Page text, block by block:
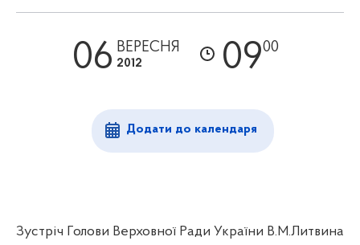
06 ВЕРЕСНЯ
2012 0900
Додати до календаря
Зустріч Голови Верховної Ради України В.М.Литвина